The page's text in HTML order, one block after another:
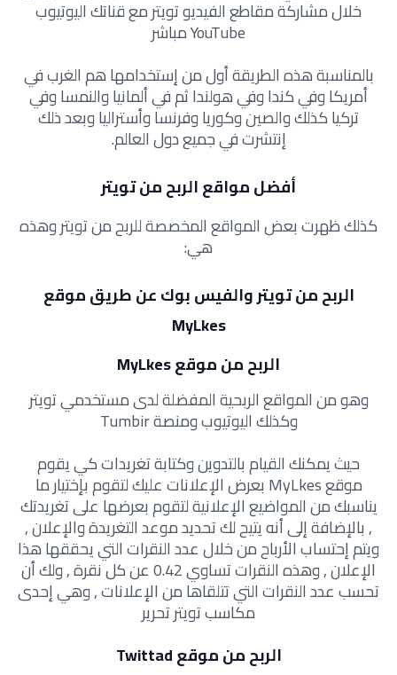
خلال مشاركة مقاطع الفيديو تويتر مع قناتك اليوتيوب
YouTube مباشر
بالمناسبة هذه الطريقة أول من إستخدامها هم الغرب في
أمريكا وفي كندا وفي هولندا ثم في ألمانيا والنمسا وفي
تركيا كذلك والصين وكوريا وفرنسا وأستراليا وبعد ذلك
إنتشرت في جميع دول العالم.
أفضل مواقع الربح من تويتر
كذلك ظهرت بعض المواقع المخصصة للربح من تويتر وهذه
هي:
الربح من تويتر والفيس بوك عن طريق موقع
MyLkes
الربح من موقع MyLkes
وهو من المواقع الربحية المفضلة لدى مستخدمي تويتر
وكذلك اليوتيوب ومنصة Tumbir
حيث يمكنك القيام بالتدوين وكتابة تغريدات كي يقوم
موقع MyLkes بعرض الإعلانات عليك لتقوم بإختيار ما
يناسبك من المواضيع الإعلانية لتقوم بعرضها على تغريدتك
, بالإضافة إلى أنه يتيح لك تحديد موعد التغريدة والإعلان ,
ويتم إحتساب الأرباح من خلال عدد النقرات التي يحققها هذا
الإعلان , وهذه النقرات تساوي 0.42 عن كل نقرة , ولك أن
تحسب عدد النقرات التي تتلقاها من الإعلانات , وهي إحدى
مكاسب تويتر تحرير
الربح من موقع Twittad